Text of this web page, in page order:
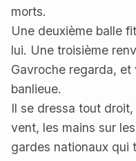
morts.
Une deuxième balle
lui. Une troisième
Gavroche regarda,
banlieue.
Il se dressa tout
vent, les mains sur
gardes nationaux qui